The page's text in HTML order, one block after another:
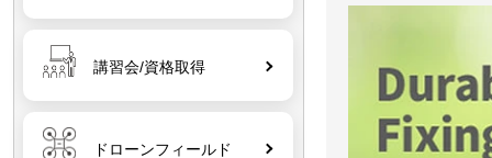
講習会/資格取得
ドローンフィールド